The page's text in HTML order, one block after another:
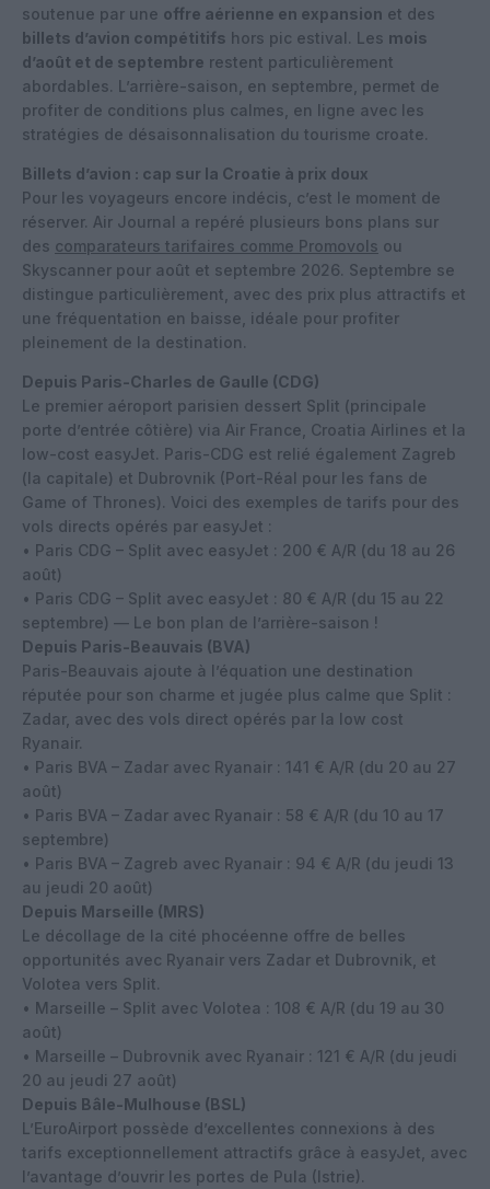
soutenue par une offre aérienne en expansion et des
billets d’avion compétitifs hors pic estival. Les mois
d’août et de septembre restent particulièrement
abordables. L’arrière-saison, en septembre, permet de
profiter de conditions plus calmes, en ligne avec les
stratégies de désaisonnalisation du tourisme croate.
Billets d’avion : cap sur la Croatie à prix doux
Pour les voyageurs encore indécis, c’est le moment de
réserver. Air Journal a repéré plusieurs bons plans sur
des comparateurs tarifaires comme Promovols ou
Skyscanner pour août et septembre 2026. Septembre se
distingue particulièrement, avec des prix plus attractifs et
une fréquentation en baisse, idéale pour profiter
pleinement de la destination.
Depuis Paris-Charles de Gaulle (CDG)
Le premier aéroport parisien dessert Split (principale
porte d’entrée côtière) via Air France, Croatia Airlines et la
low-cost easyJet. Paris-CDG est relié également Zagreb
(la capitale) et Dubrovnik (Port-Réal pour les fans de
Game of Thrones). Voici des exemples de tarifs pour des
vols directs opérés par easyJet :
• Paris CDG – Split avec easyJet : 200 € A/R (du 18 au 26
août)
• Paris CDG – Split avec easyJet : 80 € A/R (du 15 au 22
septembre) — Le bon plan de l’arrière-saison !
Depuis Paris-Beauvais (BVA)
Paris-Beauvais ajoute à l’équation une destination
réputée pour son charme et jugée plus calme que Split :
Zadar, avec des vols direct opérés par la low cost
Ryanair.
• Paris BVA – Zadar avec Ryanair : 141 € A/R (du 20 au 27
août)
• Paris BVA – Zadar avec Ryanair : 58 € A/R (du 10 au 17
septembre)
• Paris BVA – Zagreb avec Ryanair : 94 € A/R (du jeudi 13
au jeudi 20 août)
Depuis Marseille (MRS)
Le décollage de la cité phocéenne offre de belles
opportunités avec Ryanair vers Zadar et Dubrovnik, et
Volotea vers Split.
• Marseille – Split avec Volotea : 108 € A/R (du 19 au 30
août)
• Marseille – Dubrovnik avec Ryanair : 121 € A/R (du jeudi
20 au jeudi 27 août)
Depuis Bâle-Mulhouse (BSL)
L’EuroAirport possède d’excellentes connexions à des
tarifs exceptionnellement attractifs grâce à easyJet, avec
l’avantage d’ouvrir les portes de Pula (Istrie).